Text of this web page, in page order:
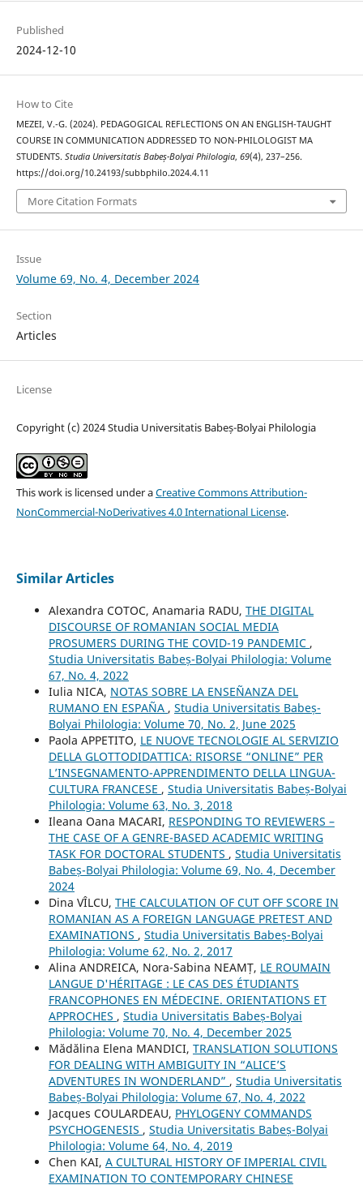
Published
2024-12-10
How to Cite
MEZEI, V.-G. (2024). PEDAGOGICAL REFLECTIONS ON AN ENGLISH-TAUGHT
COURSE IN COMMUNICATION ADDRESSED TO NON-PHILOLOGIST MA
STUDENTS. Studia Universitatis Babeș-Bolyai Philologia, 69(4), 237–256.
https://doi.org/10.24193/subbphilo.2024.4.11
More Citation Formats
Issue
Volume 69, No. 4, December 2024
Section
Articles
License
Copyright (c) 2024 Studia Universitatis Babeș-Bolyai Philologia
This work is licensed under aCreative Commons Attribution-
NonCommercial-NoDerivatives 4.0 International License.
Similar Articles
Alexandra COTOC, Anamaria RADU, THE DIGITAL
DISCOURSE OF ROMANIAN SOCIAL MEDIA
PROSUMERS DURING THE COVID-19 PANDEMIC ,
Studia Universitatis Babeș-Bolyai Philologia: Volume
67, No. 4, 2022
Iulia NICA, NOTAS SOBRE LA ENSEÑANZA DEL
RUMANO EN ESPAÑA , Studia Universitatis Babeș-
Bolyai Philologia: Volume 70, No. 2, June 2025
Paola APPETITO, LE NUOVE TECNOLOGIE AL SERVIZIO
DELLA GLOTTODIDATTICA: RISORSE “ONLINE” PER
L’INSEGNAMENTO-APPRENDIMENTO DELLA LINGUA-
CULTURA FRANCESE , Studia Universitatis Babeș-Bolyai
Philologia: Volume 63, No. 3, 2018
Ileana Oana MACARI, RESPONDING TO REVIEWERS –
THE CASE OF A GENRE-BASED ACADEMIC WRITING
TASK FOR DOCTORAL STUDENTS , Studia Universitatis
Babeș-Bolyai Philologia: Volume 69, No. 4, December
2024
Dina VÎLCU, THE CALCULATION OF CUT OFF SCORE IN
ROMANIAN AS A FOREIGN LANGUAGE PRETEST AND
EXAMINATIONS , Studia Universitatis Babeș-Bolyai
Philologia: Volume 62, No. 2, 2017
Alina ANDREICA, Nora-Sabina NEAMȚ, LE ROUMAIN
LANGUE D'HÉRITAGE : LE CAS DES ÉTUDIANTS
FRANCOPHONES EN MÉDECINE. ORIENTATIONS ET
APPROCHES , Studia Universitatis Babeș-Bolyai
Philologia: Volume 70, No. 4, December 2025
Mădălina Elena MANDICI, TRANSLATION SOLUTIONS
FOR DEALING WITH AMBIGUITY IN “ALICE’S
ADVENTURES IN WONDERLAND” , Studia Universitatis
Babeș-Bolyai Philologia: Volume 67, No. 4, 2022
Jacques COULARDEAU, PHYLOGENY COMMANDS
PSYCHOGENESIS , Studia Universitatis Babeș-Bolyai
Philologia: Volume 64, No. 4, 2019
Chen KAI, A CULTURAL HISTORY OF IMPERIAL CIVIL
EXAMINATION TO CONTEMPORARY CHINESE